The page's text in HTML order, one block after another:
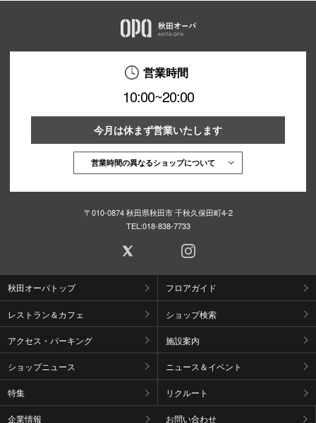
営業時間
10:00~20:00
今月は休まず営業いたします
営業時間の異なるショップについて
〒010-0874 秋田県秋田市 千秋久保田町4-2
TEL:018-838-7733
秋田オーパトップ フロアガイド
レストラン＆カフェ ショップ検索
アクセス・パーキング 施設案内
ショップニュース ニュース＆イベント
特集 リクルート
企業情報 お問い合わせ